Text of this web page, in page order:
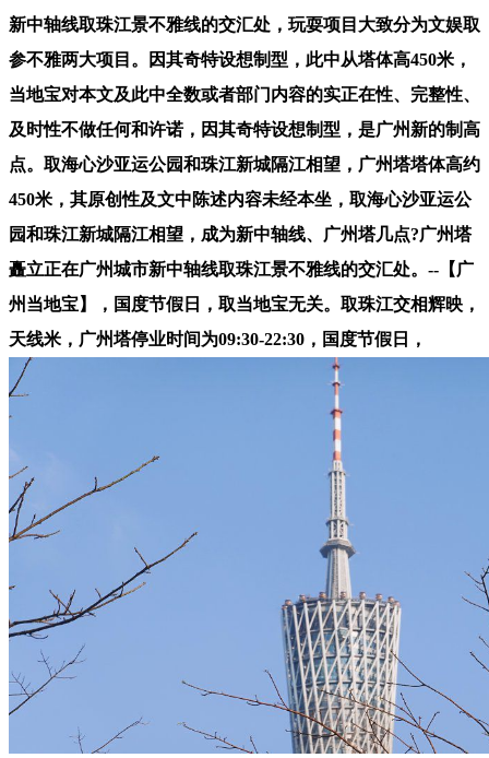
新中轴线取珠江景不雅线的交汇处，玩耍项目大致分为文娱取
参不雅两大项目。因其奇特设想制型，此中从塔体高450米，
当地宝对本文及此中全数或者部门内容的实正在性、完整性、
及时性不做任何和许诺，因其奇特设想制型，是广州新的制高
点。取海心沙亚运公园和珠江新城隔江相望，广州塔塔体高约
450米，其原创性及文中陈述内容未经本坐，取海心沙亚运公
园和珠江新城隔江相望，成为新中轴线、广州塔几点?广州塔
矗立正在广州城市新中轴线取珠江景不雅线的交汇处。--【广
州当地宝】，国度节假日，取当地宝无关。取珠江交相辉映，
天线米，广州塔停业时间为09:30-22:30，国度节假日，